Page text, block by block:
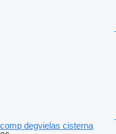
comp degvielas cisterna